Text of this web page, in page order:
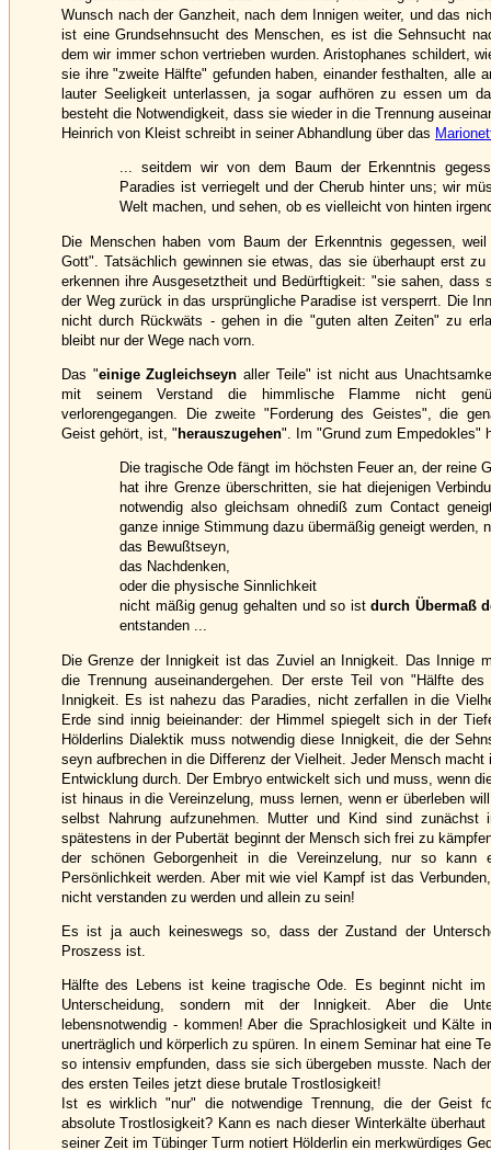
Wunsch nach der Ganzheit, nach dem Innigen weiter, und das
ist eine Grundsehnsucht des Menschen, es ist die Sehnsucht
dem wir immer schon vertrieben wurden. Aristophanes schildert,
sie ihre "zweite Hälfte" gefunden haben, einander festhalten, alle
lauter Seeligkeit unterlassen, ja sogar aufhören zu essen um
besteht die Notwendigkeit, dass sie wieder in die Trennung
Heinrich von Kleist schreibt in seiner Abhandlung über das
... seitdem wir von dem Baum der Erkenntnis
Paradies ist verriegelt und der Cherub hinter uns; wir
Welt machen, und sehen, ob es vielleicht von hinten
Die Menschen haben vom Baum der Erkenntnis gegessen,
Gott". Tatsächlich gewinnen sie etwas, das sie überhaupt erst
erkennen ihre Ausgesetztheit und Bedürftigkeit: "sie sahen, dass
der Weg zurück in das ursprüngliche Paradise ist versperrt. Die
nicht durch Rückwäts - gehen in die "guten alten Zeiten" zu
bleibt nur der Wege nach vorn.
Das "einige Zugleichseyn aller Teile" ist nicht aus
mit seinem Verstand die himmlische Flamme nicht
verlorengegangen. Die zweite "Forderung des Geistes", die
Geist gehört, ist, " herauszugehen". Im "Grund zum Empedokles"
Die tragische Ode fängt im höchsten Feuer an, der reine
hat ihre Grenze überschritten, sie hat diejenigen
notwendig also gleichsam ohnediß zum Contact
ganze innige Stimmung dazu übermäßig geneigt werden,
das Bewußtseyn,
das Nachdenken,
oder die physische Sinnlichkeit
nicht mäßig genug gehalten und so istdurch Übermaß
entstanden ...
Die Grenze der Innigkeit ist das Zuviel an Innigkeit. Das Innige
die Trennung auseinandergehen. Der erste Teil von "Hälfte
Innigkeit. Es ist nahezu das Paradies, nicht zerfallen in die
Erde sind innig beieinander: der Himmel spiegelt sich in der
Hölderlins Dialektik muss notwendig diese Innigkeit, die der
seyn aufbrechen in die Differenz der Vielheit. Jeder Mensch macht
Entwicklung durch. Der Embryo entwickelt sich und muss, wenn
ist hinaus in die Vereinzelung, muss lernen, wenn er überleben
selbst Nahrung aufzunehmen. Mutter und Kind sind zunächst
spätestens in der Pubertät beginnt der Mensch sich frei zu
der schönen Geborgenheit in die Vereinzelung, nur so kann
Persönlichkeit werden. Aber mit wie viel Kampf ist das
nicht verstanden zu werden und allein zu sein!
Es ist ja auch keineswegs so, dass der Zustand der
Proszess ist.
Hälfte des Lebens ist keine tragische Ode. Es beginnt nicht im
Unterscheidung, sondern mit der Innigkeit. Aber die
lebensnotwendig - kommen! Aber die Sprachlosigkeit und Kälte
unerträglich und körperlich zu spüren. In einem Seminar hat eine
so intensiv empfunden, dass sie sich übergeben musste. Nach
des ersten Teiles jetzt diese brutale Trostlosigkeit!
Ist es wirklich "nur" die notwendige Trennung, die der Geist
absolute Trostlosigkeit? Kann es nach dieser Winterkälte
seiner Zeit im Tübinger Turm notiert Hölderlin ein merkwürdiges